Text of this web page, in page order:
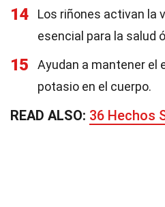
14
Los riñones activan la
esencial para la salud
15
Ayudan a mantener el
potasio en el cuerpo.
READ ALSO: 36 Hechos